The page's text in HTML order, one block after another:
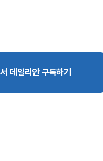
데일리안 구독하기